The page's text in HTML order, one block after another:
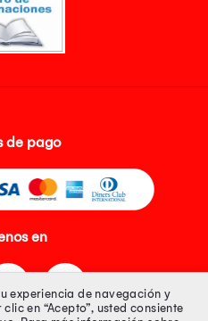
de pago
en
experiencia de navegación y
en “Acepto”, usted consiente